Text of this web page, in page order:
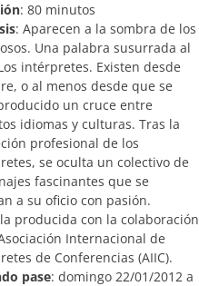
: 80 minutos
: Aparecen a la sombra de los
Una palabra susurrada al
intérpretes. Existen desde
o al menos desde que se
un cruce entre
idiomas y culturas. Tras la
profesional de los
se oculta un colectivo de
fascinantes que se
a su oficio con pasión.
producida con la colaboración
Internacional de
de Conferencias (AIIC).
pase: domingo 22/01/2012 a